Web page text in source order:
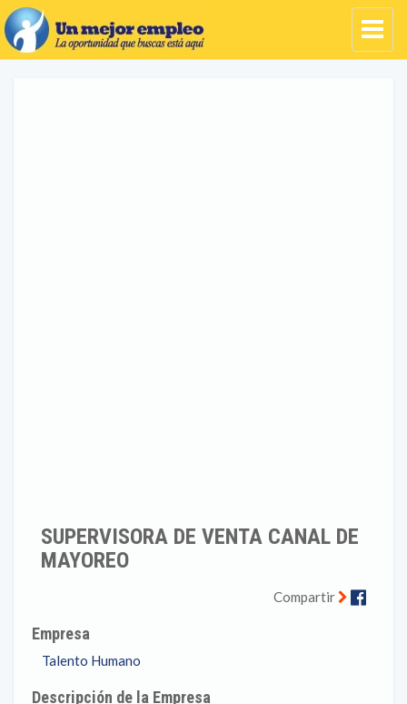
SUPERVISORA DE VENTA CANAL DE
MAYOREO
Compartir
Empresa
Talento Humano
Descripción de la Empresa